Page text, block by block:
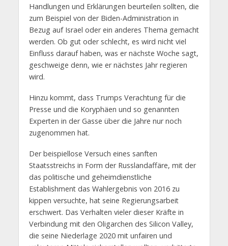
Handlungen und Erklärungen beurteilen sollten, die
zum Beispiel von der Biden-Administration in
Bezug auf Israel oder ein anderes Thema gemacht
werden. Ob gut oder schlecht, es wird nicht viel
Einfluss darauf haben, was er nächste Woche sagt,
geschweige denn, wie er nächstes Jahr regieren
wird.
Hinzu kommt, dass Trumps Verachtung für die
Presse und die Koryphäen und so genannten
Experten in der Gasse über die Jahre nur noch
zugenommen hat.
Der beispiellose Versuch eines sanften
Staatsstreichs in Form der Russlandaffäre, mit der
das politische und geheimdienstliche
Establishment das Wahlergebnis von 2016 zu
kippen versuchte, hat seine Regierungsarbeit
erschwert. Das Verhalten vieler dieser Kräfte in
Verbindung mit den Oligarchen des Silicon Valley,
die seine Niederlage 2020 mit unfairen und